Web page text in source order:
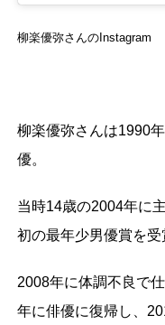
柳楽優弥さんのInstagram
柳楽優弥さんは1990
優。
当時14歳の2004年に
初の最年少男優賞を受
2008年に体調不良で
年に俳優に復帰し、